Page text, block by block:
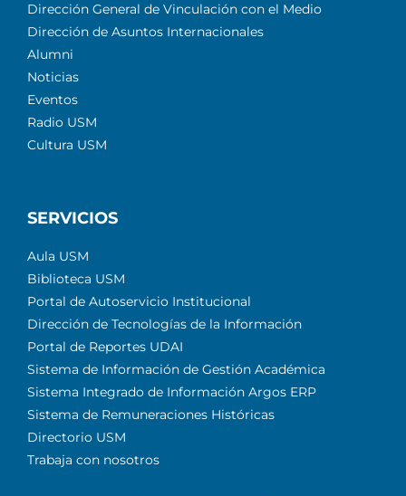
Dirección General de Vinculación con el Medio
Dirección de Asuntos Internacionales
Alumni
Noticias
Eventos
Radio USM
Cultura USM
SERVICIOS
Aula USM
Biblioteca USM
Portal de Autoservicio Institucional
Dirección de Tecnologías de la Información
Portal de Reportes UDAI
Sistema de Información de Gestión Académica
Sistema Integrado de Información Argos ERP
Sistema de Remuneraciones Históricas
Directorio USM
Trabaja con nosotros